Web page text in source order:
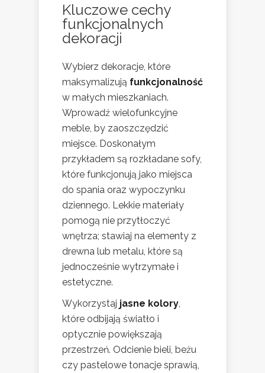
Kluczowe cechy
funkcjonalnych
dekoracji
Wybierz dekoracje, które
maksymalizują funkcjonalność
w małych mieszkaniach.
Wprowadź wielofunkcyjne
meble, by zaoszczędzić
miejsce. Doskonałym
przykładem są rozkładane sofy,
które funkcjonują jako miejsca
do spania oraz wypoczynku
dziennego. Lekkie materiały
pomogą nie przytłoczyć
wnętrza; stawiaj na elementy z
drewna lub metalu, które są
jednocześnie wytrzymałe i
estetyczne.
Wykorzystaj jasne kolory,
które odbijają światło i
optycznie powiększają
przestrzeń. Odcienie bieli, beżu
czy pastelowe tonacje sprawią,